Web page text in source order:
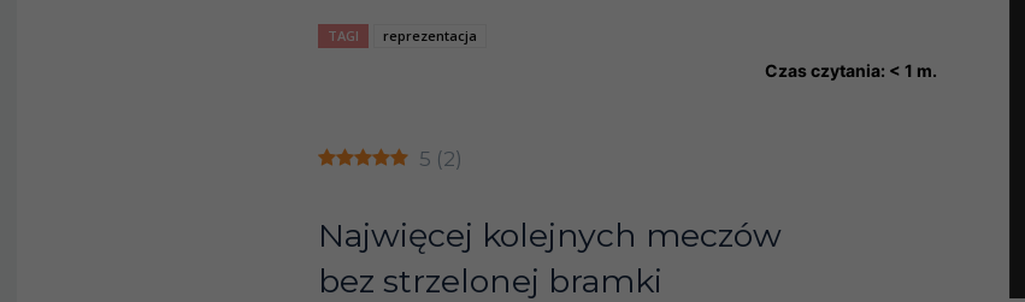
TAGI reprezentacja
Czas czytania: < 1 m.
5 (2)
Najwięcej kolejnych meczów
bez strzelonej bramki